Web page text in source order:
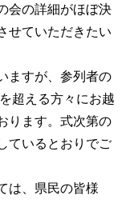
会の詳細がほぼ決
せていただきたい
ますが、参列者の
超える方々にお越
ります。式次第の
ているとおりでご
は、県民の皆様